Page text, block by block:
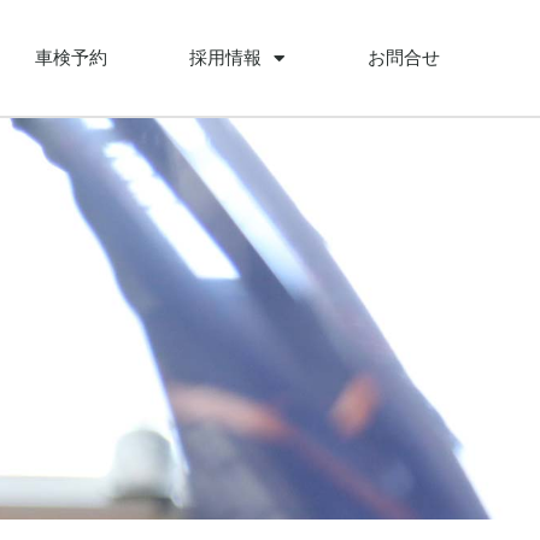
車検予約 採用情報 お問合せ